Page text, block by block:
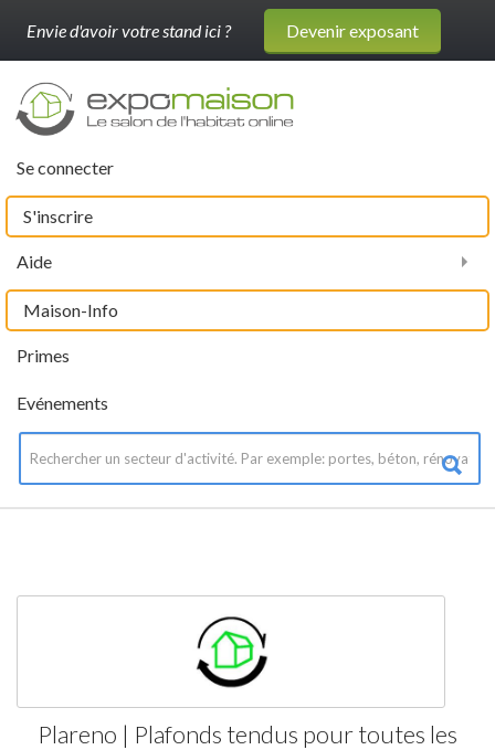
Envie d'avoir votre stand ici ? Devenir exposant
Se connecter
S'inscrire
Aide
Evénements
Primes
Maison-Info
Plareno | Plafonds tendus pour toutes les